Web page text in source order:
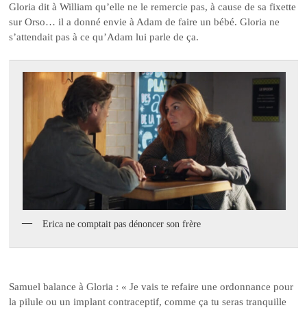
Gloria dit à William qu’elle ne le remercie pas, à cause de sa fixette
sur Orso… il a donné envie à Adam de faire un bébé. Gloria ne
s’attendait pas à ce qu’Adam lui parle de ça.
Erica ne comptait pas dénoncer son frère
Samuel balance à Gloria : « Je vais te refaire une ordonnance pour
la pilule ou un implant contraceptif, comme ça tu seras tranquille